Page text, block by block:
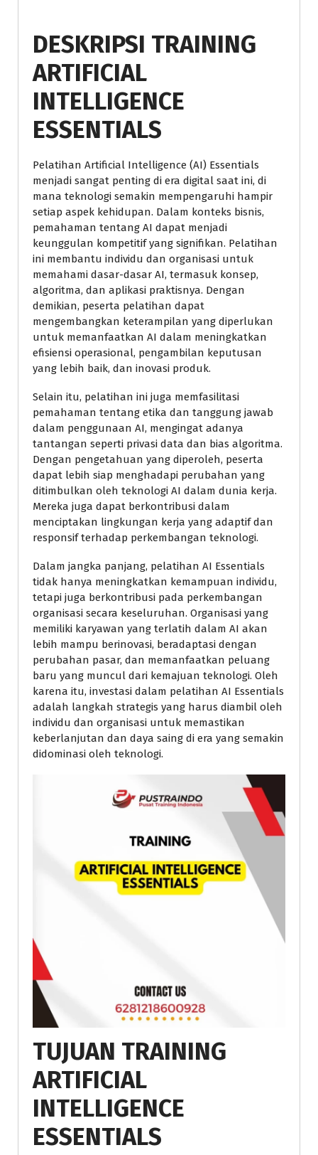
DESKRIPSI TRAINING
ARTIFICIAL
INTELLIGENCE
ESSENTIALS
Pelatihan Artificial Intelligence (AI) Essentials
menjadi sangat penting di era digital saat ini, di
mana teknologi semakin mempengaruhi hampir
setiap aspek kehidupan. Dalam konteks bisnis,
pemahaman tentang AI dapat menjadi
keunggulan kompetitif yang signifikan. Pelatihan
ini membantu individu dan organisasi untuk
memahami dasar-dasar AI, termasuk konsep,
algoritma, dan aplikasi praktisnya. Dengan
demikian, peserta pelatihan dapat
mengembangkan keterampilan yang diperlukan
untuk memanfaatkan AI dalam meningkatkan
efisiensi operasional, pengambilan keputusan
yang lebih baik, dan inovasi produk.
Selain itu, pelatihan ini juga memfasilitasi
pemahaman tentang etika dan tanggung jawab
dalam penggunaan AI, mengingat adanya
tantangan seperti privasi data dan bias algoritma.
Dengan pengetahuan yang diperoleh, peserta
dapat lebih siap menghadapi perubahan yang
ditimbulkan oleh teknologi AI dalam dunia kerja.
Mereka juga dapat berkontribusi dalam
menciptakan lingkungan kerja yang adaptif dan
responsif terhadap perkembangan teknologi.
Dalam jangka panjang, pelatihan AI Essentials
tidak hanya meningkatkan kemampuan individu,
tetapi juga berkontribusi pada perkembangan
organisasi secara keseluruhan. Organisasi yang
memiliki karyawan yang terlatih dalam AI akan
lebih mampu berinovasi, beradaptasi dengan
perubahan pasar, dan memanfaatkan peluang
baru yang muncul dari kemajuan teknologi. Oleh
karena itu, investasi dalam pelatihan AI Essentials
adalah langkah strategis yang harus diambil oleh
individu dan organisasi untuk memastikan
keberlanjutan dan daya saing di era yang semakin
didominasi oleh teknologi.
TUJUAN TRAINING
ARTIFICIAL
INTELLIGENCE
ESSENTIALS